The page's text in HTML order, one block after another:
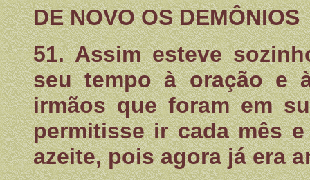
DE NOVO OS DEMÔNIOS
51. Assim esteve
seu tempo à oração e
irmãos que foram em
permitisse ir cada mês
azeite, pois agora já era